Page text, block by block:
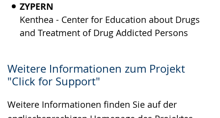
ZYPERN
Kenthea - Center for Education about Drugs
and Treatment of Drug Addicted Persons
Weitere Informationen zum Projekt
"Click for Support"
Weitere Informationen finden Sie auf der